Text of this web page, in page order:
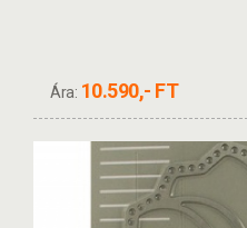
Ára: 10.590,- FT